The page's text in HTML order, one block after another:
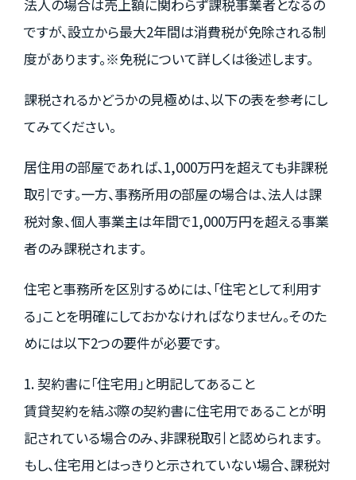
法人の場合は売上額に関わらず課税事業者となるの
ですが、設立から最大2年間は消費税が免除される制
度があります。※免税について詳しくは後述します。
課税されるかどうかの見極めは、以下の表を参考にし
てみてください。
居住用の部屋であれば、1,000万円を超えても非課税
取引です。一方、事務所用の部屋の場合は、法人は課
税対象、個人事業主は年間で1,000万円を超える事業
者のみ課税されます。
住宅と事務所を区別するめには、「住宅として利用す
る」ことを明確にしておかなければなりません。そのた
めには以下2つの要件が必要です。
1. 契約書に「住宅用」と明記してあること
賃貸契約を結ぶ際の契約書に住宅用であることが明
記されている場合のみ、非課税取引と認められます。
もし、住宅用とはっきりと示されていない場合、課税対